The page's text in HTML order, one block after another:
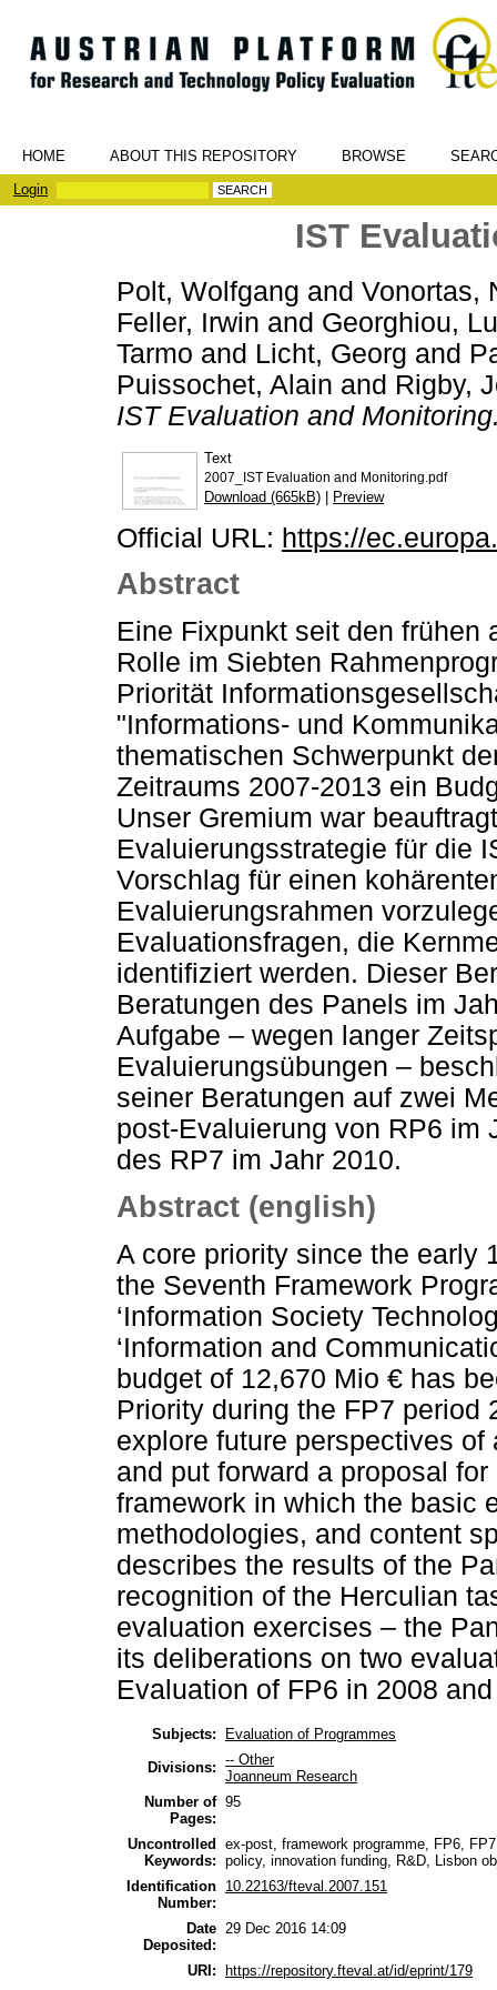
HOME ABOUT THIS REPOSITORY BROWSE
Login
IST
Polt, Wolfgang and Vonortas,
Feller, Irwin and Georghiou,
Tarmo and Licht, Georg and
Puissochet, Alain and Rigby,
IST Evaluation and
Text
2007_IST Evaluation and Monitoring.pdf
Download (665kB) | Preview
Official URL: https://
Abstract
Eine Fixpunkt seit den frühen
Rolle im Siebten
Priorität
"Informations- und
thematischen Schwerpunkt
Zeitraums 2007-2013 ein
Unser Gremium war
Evaluierungsstrategie für die
Vorschlag für einen
Evaluierungsrahmen
Evaluationsfragen, die
identifiziert werden. Dieser
Beratungen des Panels im
Aufgabe – wegen langer
Evaluierungsübungen –
seiner Beratungen auf zwei
post-Evaluierung von RP6 im
des RP7 im Jahr 2010.
Abstract (english)
A core priority since the early
the Seventh Framework
‘Information Society
‘Information and
budget of 12,670 Mio € has
Priority during the FP7 period
explore future perspectives
and put forward a proposal
framework in which the basic
methodologies, and content
describes the results of the
recognition of the Herculian
evaluation exercises – the
its deliberations on two
Evaluation of FP6 in 2008
Subjects:
Evaluation of Programmes
Divisions: -- Other
Joanneum Research
Number of
Pages:
95
Uncontrolled
Keywords:
ex-post, framework programme, FP6,
policy, innovation funding, R&D, Lisbon
Identification
Number:
10.22163/fteval.2007.151
Date
Deposited:
29 Dec 2016 14:09
URI: https://repository.fteval.at/id/eprint/179